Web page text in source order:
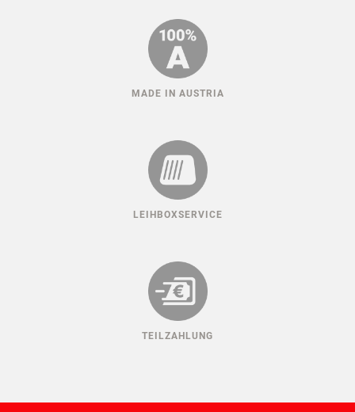
MADE IN AUSTRIA
LEIHBOXSERVICE
TEILZAHLUNG